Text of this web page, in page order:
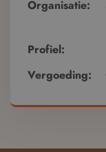
Organisatie:
Profiel:
Vergoeding: